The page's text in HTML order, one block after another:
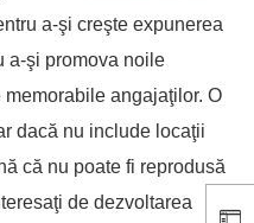
a-şi creşte expunerea
a-şi promova noile
angajaţilor. O
dacă nu include locaţii
că nu poate fi reprodusă
de dezvoltarea